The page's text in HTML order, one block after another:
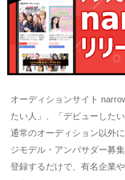
オーディションサイト
たい人」、「デビューした
通常のオーディション以外
ジモデル・アンバサダー募
登録するだけで、有名企業